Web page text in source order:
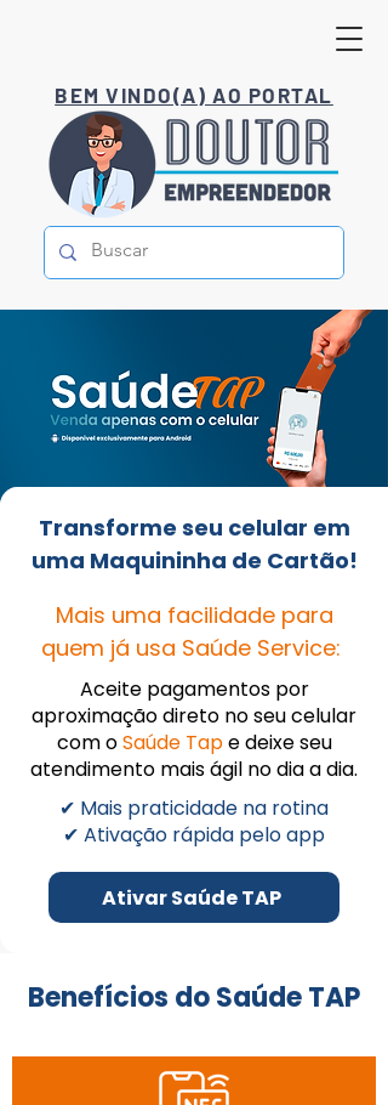
BEM VINDO(A) AO PORTAL
Transforme seu celular em
uma Maquininha de Cartão!
Mais uma facilidade para
quem já usa Saúde Service:
Aceite pagamentos por
aproximação direto no seu celular
com oSaúde Tape deixe seu
atendimento mais ágil no dia a dia.
✔ Mais praticidade na rotina
✔ Ativação rápida pelo app
Ativar Saúde TAP
Benefícios do Saúde TAP